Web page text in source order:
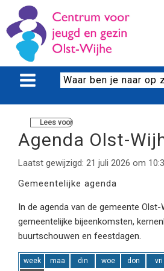
Lees voor
Agenda Olst-
Laatst gewijzigd: 21 juli 2026 om
Gemeentelijke agenda
In de agenda van de gemeente Olst-
gemeentelijke bijeenkomsten,
buurtschouwen en feestdagen.
week maa din woe don vri